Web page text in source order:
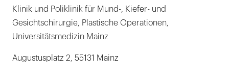
Klinik und Poliklinik für Mund-, Kiefer- und
Gesichtschirurgie, Plastische Operationen,
Universitätsmedizin Mainz
Augustusplatz 2, 55131 Mainz